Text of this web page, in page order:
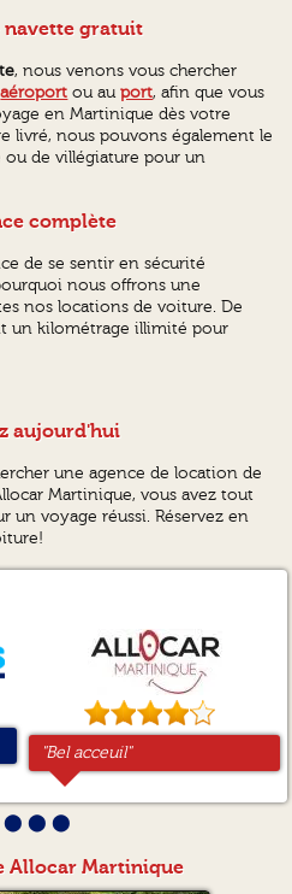
navette gratuit
, nous venons vous chercher
aéroport ou auport, afin que vous
en Martinique dès votre
livré, nous pouvons également le
ou de villégiature pour un
complète
de se sentir en sécurité
nous offrons une
nos locations de voiture. De
un kilométrage illimité pour
aujourd'hui
une agence de location de
Martinique, vous avez tout
un voyage réussi. Réservez en
"Bel acceuil"
"Tout a été parfait du début à
la fin :)"
"Bonnes relations avec le
client, était de la voiture
correct. Réaction
instantanée en cas de
sollicitation. Bonne
"Rapport qualité prix correct
? "
⬤ ⬤ ⬤
Allocar Martinique